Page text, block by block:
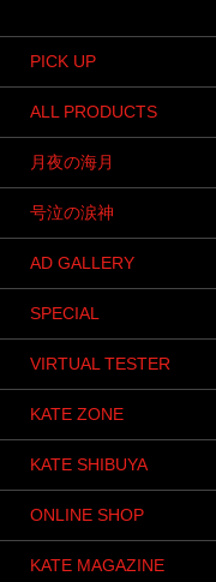
PICK UP
ALL PRODUCTS
月夜の海月
号泣の涙神
AD GALLERY
SPECIAL
VIRTUAL TESTER
KATE ZONE
KATE SHIBUYA
ONLINE SHOP
KATE MAGAZINE